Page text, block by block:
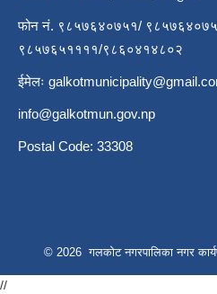
फोन नं. ९८५७६४०७५१/
९८५७६५११११/९८६०४१४८०२
ईमेलः
info@galkotmun.gov.np
Postal Code: 33308
© 2026 गलकोट नगरपालिका नगर
//